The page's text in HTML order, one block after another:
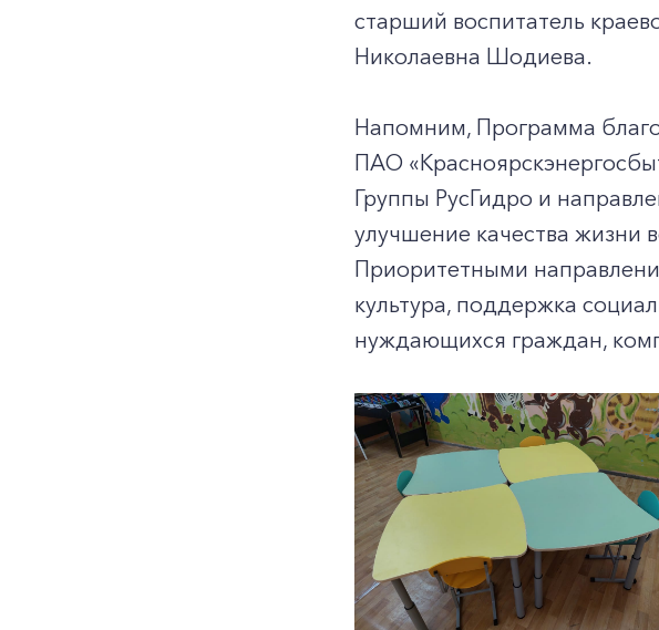
+7-800-700-
Частным
старший воспитатель
Николаевна Шодиева.
Напомним, Программа
ПАО
Группы РусГидро и
улучшение качества жизни
Приоритетными
культура, поддержка
нуждающихся граждан,